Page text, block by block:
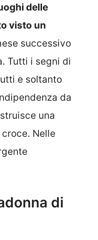
delle
visto un
successivo
Tutti i segni di
e soltanto
da
una
Nelle
di